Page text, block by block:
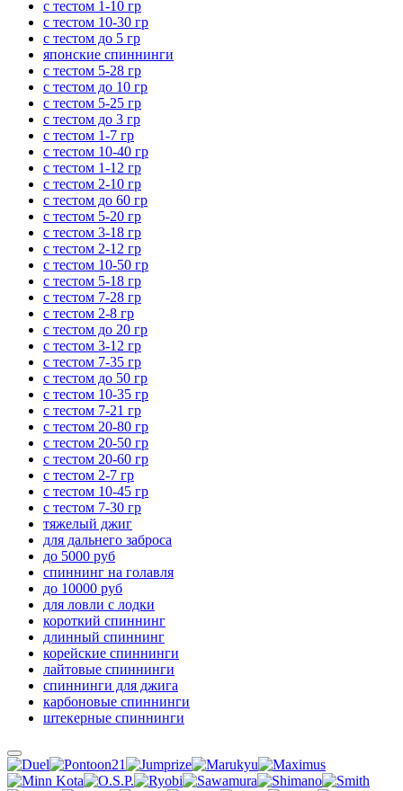
с тестом 1-10 гр
с тестом 10-30 гр
с тестом до 5 гр
японские спиннинги
с тестом 5-28 гр
с тестом до 10 гр
с тестом 5-25 гр
с тестом до 3 гр
с тестом 1-7 гр
с тестом 10-40 гр
с тестом 1-12 гр
с тестом 2-10 гр
с тестом до 60 гр
с тестом 5-20 гр
с тестом 3-18 гр
с тестом 2-12 гр
с тестом 10-50 гр
с тестом 5-18 гр
с тестом 7-28 гр
с тестом 2-8 гр
с тестом до 20 гр
с тестом 3-12 гр
с тестом 7-35 гр
с тестом до 50 гр
с тестом 10-35 гр
с тестом 7-21 гр
с тестом 20-80 гр
с тестом 20-50 гр
с тестом 20-60 гр
с тестом 2-7 гр
с тестом 10-45 гр
с тестом 7-30 гр
тяжелый джиг
для дальнего заброса
до 5000 руб
спиннинг на голавля
до 10000 руб
для ловли с лодки
короткий спиннинг
длинный спиннинг
корейские спиннинги
лайтовые спиннинги
спиннинги для джига
карбоновые спиннинги
штекерные спиннинги